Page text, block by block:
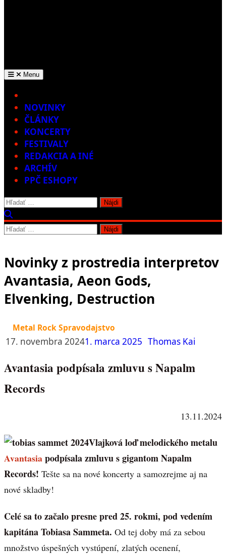
Menu
NOVINKY
ČLÁNKY
KONCERTY
FESTIVALY
REDAKCIA A INÉ
ARCHÍV
PPČ ESHOPY
Hľadať:
Hľadať:
Novinky z prostredia interpretov
Avantasia, Aeon Gods,
Elvenking, Destruction
Metal Rock Spravodajstvo
17. novembra 20241. marca 2025 Thomas Kai
Avantasia podpísala zmluvu s Napalm
Records
13.11.2024
Vlajková loď melodického metalu
Avantasiapodpísala zmluvu s gigantom Napalm
Records! Tešte sa na nové koncerty a samozrejme aj na
nové skladby!
Celé sa to začalo presne pred 25. rokmi, pod vedením
kapitána Tobiasa Sammeta. Od tej doby má za sebou
množstvo úspešných vystúpení, zlatých ocenení,